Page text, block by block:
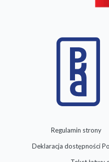
Regulamin strony
Deklaracja dostępności